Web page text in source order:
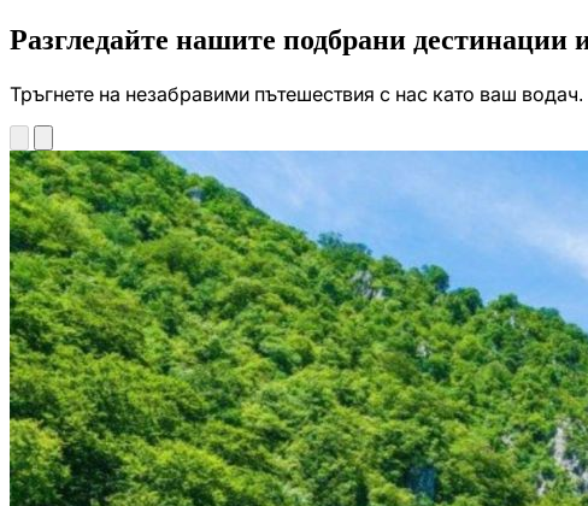
Разгледайте нашите подбрани дестинации
Тръгнете на незабравими пътешествия с нас като ваш водач.